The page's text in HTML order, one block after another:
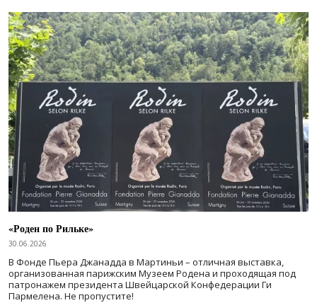
«Роден по Рильке»
30.06.2026
В Фонде Пьера Джанадда в Мартиньи – отличная выставка,
организованная парижским Музеем Родена и проходящая под
патронажем президента Швейцарской Конфедерации Ги
Пармелена. Не пропустите!